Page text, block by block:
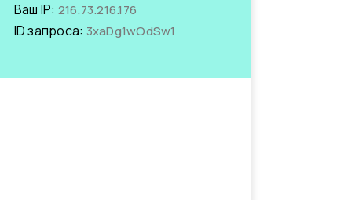
Ваш IP: 216.73.216.176
ID запроса: 3xaDg1wOdSw1